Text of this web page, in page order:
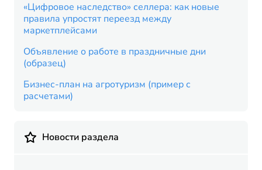
«Цифровое наследство» селлера: как новые
правила упростят переезд между
маркетплейсами
Объявление о работе в праздничные дни
(образец)
Бизнес-план на агротуризм (пример с
расчетами)
Новости раздела